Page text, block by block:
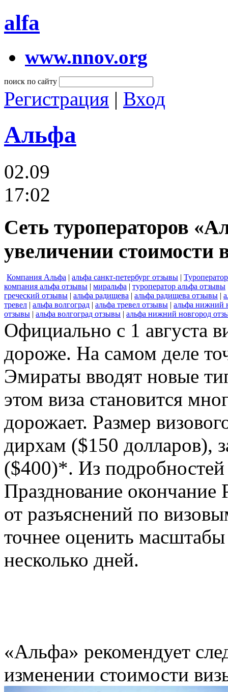
alfa
www.nnov.org
поиск по сайту
Регистрация | Вход
Альфа
02.09
17:02
Сеть туроператоров
увеличении
Компания Альфа | альфа санкт-петербург отзывы |
компания альфа отзывы | миральфа | туроператор альфа отзывы
греческий отзывы | альфа радищева | альфа радищева отзывы |
тревел | альфа волгоград | альфа тревел отзывы | альфа нижний
отзывы | альфа волгоград отзывы | альфа нижний новгород
Официально с 1 августа
дороже. На самом деле
Эмираты вводят новые
этом виза становится
дорожает. Размер
дирхам ($150 долларов),
($400)*. Из подробностей
Празднование окончание
от разъяснений по
точнее оценить
несколько дней.
«Альфа» рекомендует
изменении стоимости